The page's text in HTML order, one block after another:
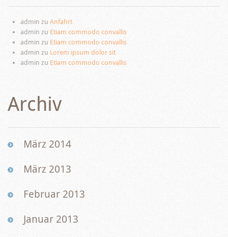
admin zu Anfahrt
admin zu Etiam commodo convallis
admin zu Etiam commodo convallis
admin zu Lorem ipsum dolor sit
admin zu Etiam commodo convallis
Archiv
März 2014
März 2013
Februar 2013
Januar 2013